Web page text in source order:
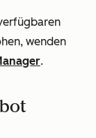
wenden
.